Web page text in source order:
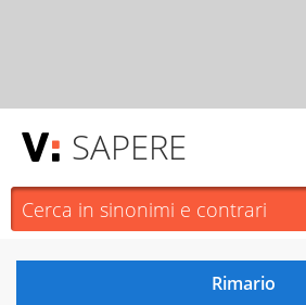
SAPERE